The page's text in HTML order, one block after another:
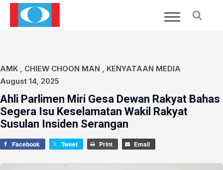
AMK , CHIEW CHOON MAN , KENYATAAN MEDIA
August 14, 2025
Ahli Parlimen Miri Gesa Dewan Rakyat Bahas
Segera Isu Keselamatan Wakil Rakyat
Susulan Insiden Serangan
Facebook Tweet Print Email